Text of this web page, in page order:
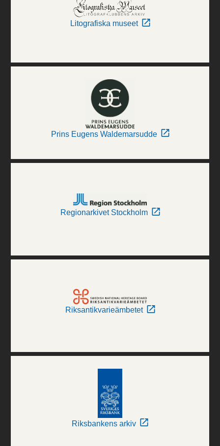
Litografiska museet
Prins Eugens Waldemarsudde
Regionarkivet Stockholm
Riksantikvarieämbetet
Riksbankens arkiv